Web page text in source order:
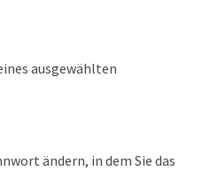
ausgewählten
ändern, in dem Sie das